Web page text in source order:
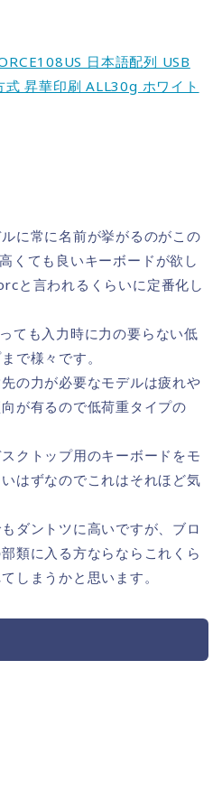
日本語配列 USB
昇華印刷 ALL30g ホワイト
に常に名前が挙がるのがこの
くても良いキーボードが欲し
と言われるくらいに定番化し
ても入力時に力の要らない低
で様々です。
の力が必要なモデルは疲れや
が有るので低荷重タイプの
クトップ用のキーボードをモ
はずなのでこれはそれほど気
ダントツに高いですが、ブロ
類に入る方ならならこれくら
しまうかと思います。